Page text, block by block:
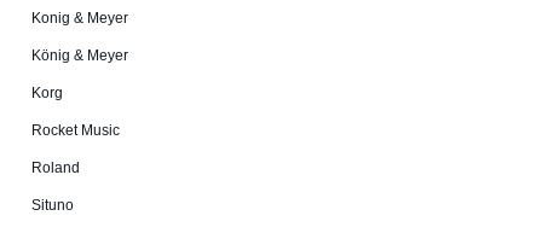
Konig & Meyer
König & Meyer
Korg
Rocket Music
Roland
Situno